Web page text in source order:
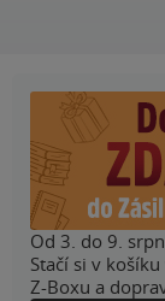
Od 3. do 9.
Stačí si v
Z-Boxu a